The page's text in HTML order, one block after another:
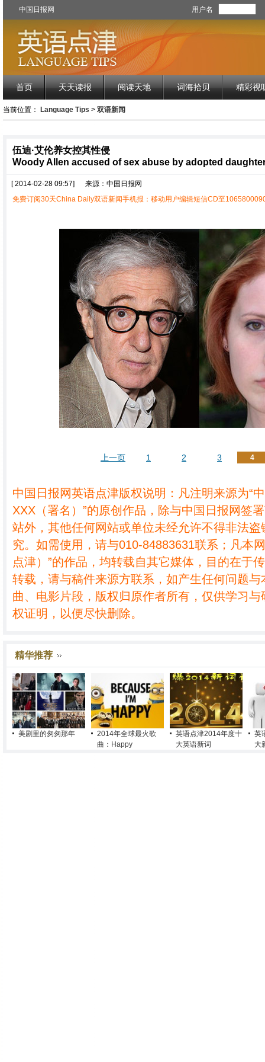
中国日报网 用户名
首页 天天读报 阅读天地 词海拾贝 精彩视
当前位置： Language Tips > 双语新闻
伍迪·艾伦养女控其性侵
Woody Allen accused of sex abuse by adopted
[ 2014-02-28 09:57]
来源：中国日报网
免费订阅30天China Daily双语新闻手机报：移动用户编辑短信CD至
上一页 1 2 3 4
中国日报网英语点津版权说明：凡注明来源为“
XXX（署名）”的原创作品，除与中国日报网签
站外，其他任何网站或单位未经允许不得非法
究。如需使用，请与010-84883631联系；凡本
点津）”的作品，均转载自其它媒体，目的在于
转载，请与稿件来源方联系，如产生任何问题
曲、电影片段，版权归原作者所有，仅供学习
权证明，以便尽快删除。
精华推荐
美剧里的匆匆那年
2014年全球最火歌
曲：Happy
英语点津2014年度十
大英语新词
英
大